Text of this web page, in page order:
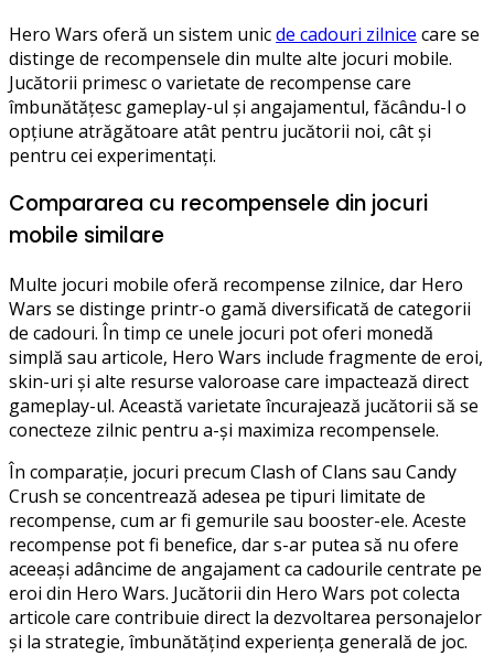
Hero Wars oferă un sistem unicde cadouri zilnice care se
distinge de recompensele din multe alte jocuri mobile.
Jucătorii primesc o varietate de recompense care
îmbunătățesc gameplay-ul și angajamentul, făcându-l o
opțiune atrăgătoare atât pentru jucătorii noi, cât și
pentru cei experimentați.
Compararea cu recompensele din jocuri
mobile similare
Multe jocuri mobile oferă recompense zilnice, dar Hero
Wars se distinge printr-o gamă diversificată de categorii
de cadouri. În timp ce unele jocuri pot oferi monedă
simplă sau articole, Hero Wars include fragmente de eroi,
skin-uri și alte resurse valoroase care impactează direct
gameplay-ul. Această varietate încurajează jucătorii să se
conecteze zilnic pentru a-și maximiza recompensele.
În comparație, jocuri precum Clash of Clans sau Candy
Crush se concentrează adesea pe tipuri limitate de
recompense, cum ar fi gemurile sau booster-ele. Aceste
recompense pot fi benefice, dar s-ar putea să nu ofere
aceeași adâncime de angajament ca cadourile centrate pe
eroi din Hero Wars. Jucătorii din Hero Wars pot colecta
articole care contribuie direct la dezvoltarea personajelor
și la strategie, îmbunătățind experiența generală de joc.